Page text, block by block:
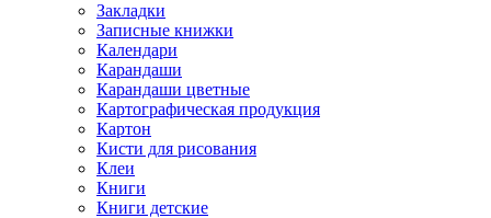
Закладки
Записные книжки
Календари
Карандаши
Карандаши цветные
Картографическая продукция
Картон
Кисти для рисования
Клеи
Книги
Книги детские